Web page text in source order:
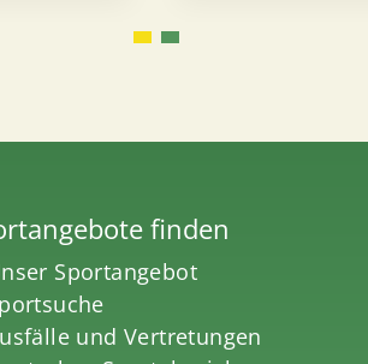
finden
Sportangebot
und Vertretungen